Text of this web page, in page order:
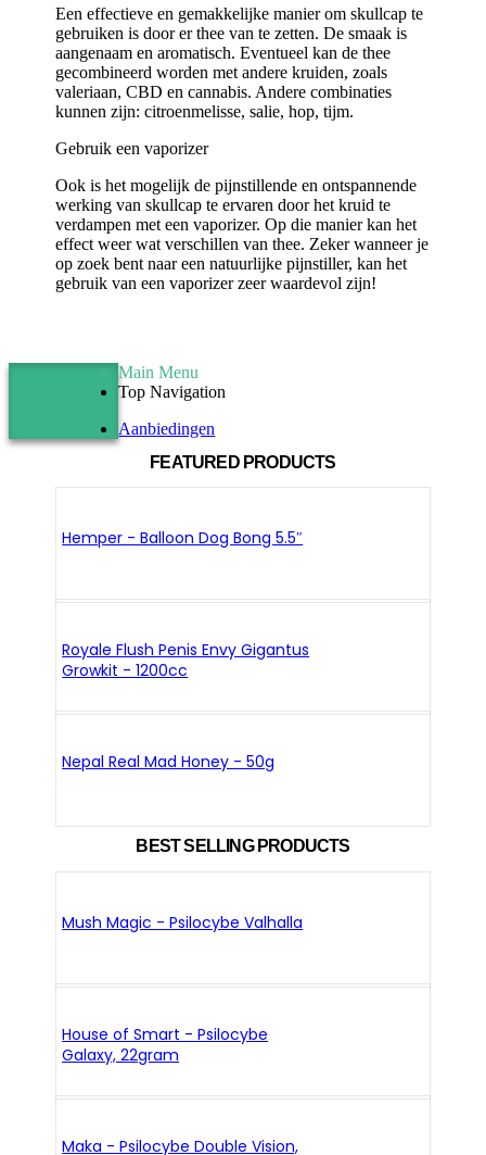
Een effectieve en gemakkelijke manier om skullcap te
gebruiken is door er thee van te zetten. De smaak is
aangenaam en aromatisch. Eventueel kan de thee
gecombineerd worden met andere kruiden, zoals
valeriaan, CBD en cannabis. Andere combinaties
kunnen zijn: citroenmelisse, salie, hop, tijm.
Gebruik een vaporizer
Ook is het mogelijk de pijnstillende en ontspannende
werking van skullcap te ervaren door het kruid te
verdampen met een vaporizer. Op die manier kan het
effect weer wat verschillen van thee. Zeker wanneer je
op zoek bent naar een natuurlijke pijnstiller, kan het
gebruik van een vaporizer zeer waardevol zijn!
FEATURED PRODUCTS
Hemper - Balloon Dog Bong 5.5″
Royale Flush Penis Envy Gigantus
Growkit - 1200cc
Nepal Real Mad Honey - 50g
BEST SELLING PRODUCTS
Mush Magic - Psilocybe Valhalla
House of Smart - Psilocybe
Galaxy, 22gram
Maka - Psilocybe Double Vision,
Main Menu
Top Navigation
Aanbiedingen